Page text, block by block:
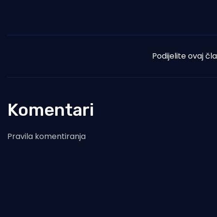
Podijelite ovaj
Komentari
Pravila komentiranja